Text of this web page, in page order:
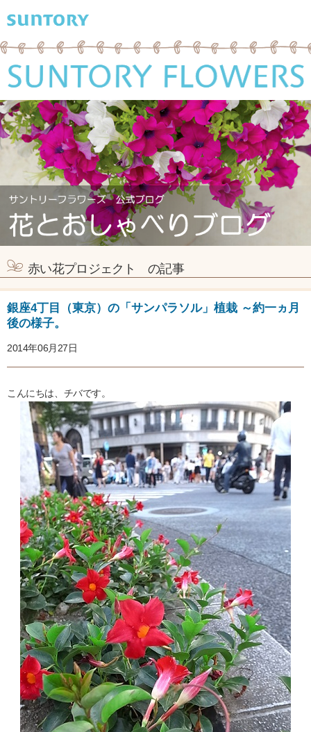
赤い花プロジェクト の記事
銀座4丁目（東京）の「サンパラソル」植栽 ～約一ヵ月
後の様子。
2014年06月27日
こんにちは、チバです。